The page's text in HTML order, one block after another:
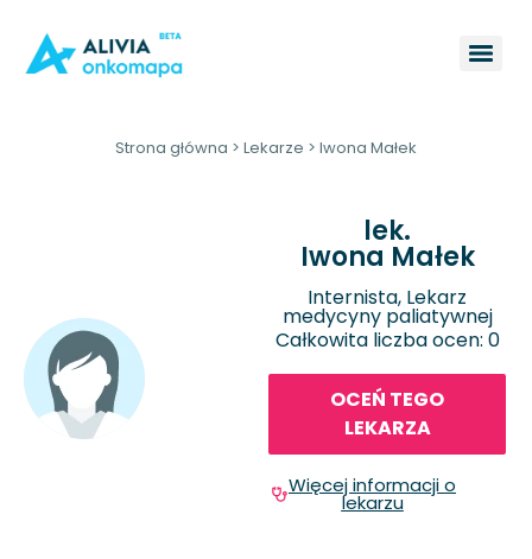
Strona główna > Lekarze > Iwona Małek
lek.
Iwona Małek
Internista, Lekarz
medycyny paliatywnej
Całkowita liczba ocen: 0
OCEŃ TEGO
LEKARZA
Więcej informacji o
lekarzu